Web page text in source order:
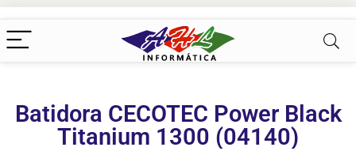
Batidora CECOTEC Power Black
Titanium 1300 (04140)